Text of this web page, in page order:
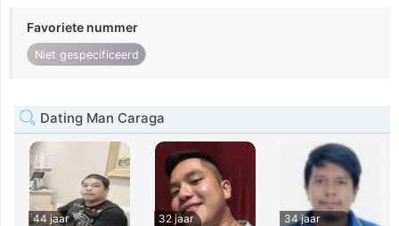
Favoriete nummer
Niet gespecificeerd
Dating Man Caraga
44 jaar
32 jaar
34 jaar